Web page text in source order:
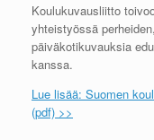
Koulukuvausliitto
yhteistyössä
päiväkotikuvauksia
kanssa.
Lue lisää: Suomen
(pdf) >>